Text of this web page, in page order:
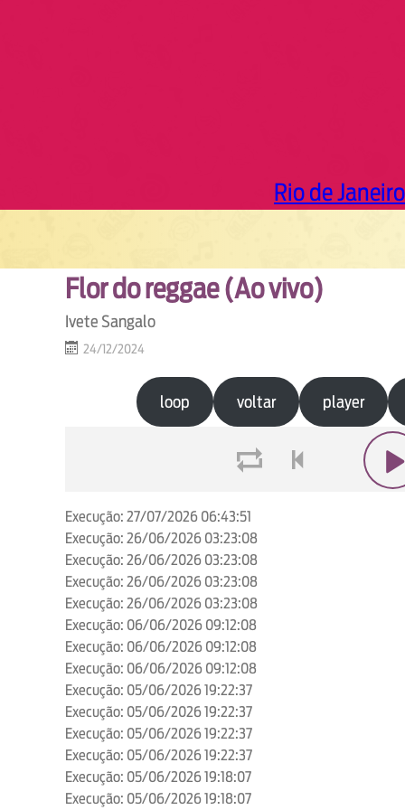
Rio de Janeiro
Flor do reggae (Ao vivo)
Ivete Sangalo
24/12/2024
loop voltar player
Execução: 27/07/2026 06:43:51
Execução: 26/06/2026 03:23:08
Execução: 26/06/2026 03:23:08
Execução: 26/06/2026 03:23:08
Execução: 26/06/2026 03:23:08
Execução: 06/06/2026 09:12:08
Execução: 06/06/2026 09:12:08
Execução: 06/06/2026 09:12:08
Execução: 05/06/2026 19:22:37
Execução: 05/06/2026 19:22:37
Execução: 05/06/2026 19:22:37
Execução: 05/06/2026 19:22:37
Execução: 05/06/2026 19:18:07
Execução: 05/06/2026 19:18:07